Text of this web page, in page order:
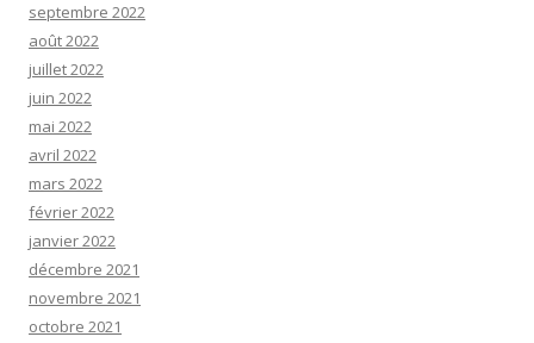
septembre 2022
août 2022
juillet 2022
juin 2022
mai 2022
avril 2022
mars 2022
février 2022
janvier 2022
décembre 2021
novembre 2021
octobre 2021